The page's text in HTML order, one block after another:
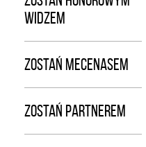
WIDZEM
ZOSTAŃ MECENASEM
ZOSTAŃ PARTNEREM